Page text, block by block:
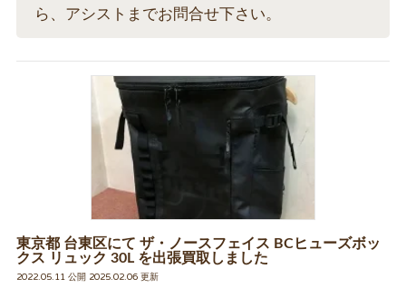
ら、アシストまでお問合せ下さい。
東京都 台東区にて ザ・ノースフェイス BCヒューズボッ
クス リュック 30L を出張買取しました
2022.05.11 公開 2025.02.06 更新